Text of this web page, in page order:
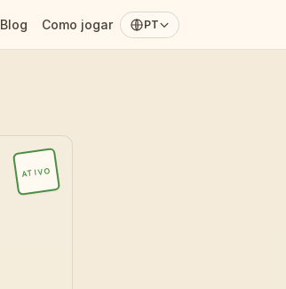
Blog Como jogar PT
ATIVO